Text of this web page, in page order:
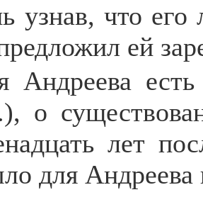
узнав, что его
ей
Андреева
о
лет
для Андреева